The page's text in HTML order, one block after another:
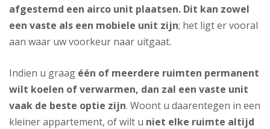
afgestemd een airco unit plaatsen. Dit kan zowel
een vaste als een mobiele unit zijn; het ligt er vooral
aan waar uw voorkeur naar uitgaat.
Indien u graag één of meerdere ruimten permanent
wilt koelen of verwarmen, dan zal een vaste unit
vaak de beste optie zijn. Woont u daarentegen in een
kleiner appartement, of wilt u niet elke ruimte altijd